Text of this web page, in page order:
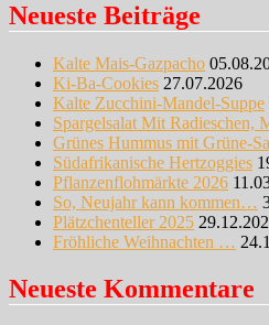
Neueste Beiträge
Kalte Mais-Gazpacho
Ki-Ba-Cookies 27.07.2026
Kalte Zucchini-Mandel-Suppe
Spargelsalat Mit Radieschen,
Grünes Hummus mit Grüne-
Südafrikanische Hertzoggies
Pflanzenflohmärkte 2026
So, Neujahr kann kommen…
Plätzchenteller 2025
Fröhliche Weihnachten …
Neueste Kommentare